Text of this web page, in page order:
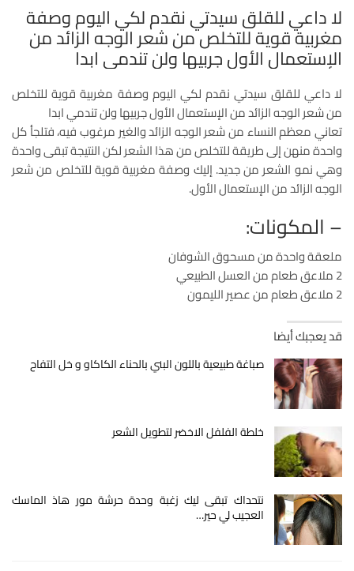
لا داعي للقلق سيدتي نقدم لكي اليوم وصفة
مغربية قوية للتخلص من شعر الوجه الزائد من
الإستعمال الأول جربيها ولن تندمي ابدا
لا داعي للقلق سيدتي نقدم لكي اليوم وصفة مغربية قوية للتخلص
من شعر الوجه الزائد من الإستعمال الأول جربيها ولن تندمي ابدا
تعاني معظم النساء من شعر الوجه الزائد والغير مرغوب فيه، فتلجأ كل
واحدة منهن إلى طريقة للتخلص من هذا الشعر لكن النتيجة تبقى واحدة
وهي نمو الشعر من جديد. إليك وصفة مغربية قوية للتخلص من شعر
الوجه الزائد من الإستعمال الأول.
– المكونات:
ملعقة واحدة من مسحوق الشوفان
2 ملاعق طعام من العسل الطبيعي
2 ملاعق طعام من عصير الليمون
قد يعجبك أيضا
صباغة طبيعية باللون البني بالحناء الكاكاو و خل التفاح
خلطة الفلفل الاخضر لتطويل الشعر
نتحداك تبقى ليك زغبة وحدة حرشة مور هاذ الماسك
العجيب لي حير…